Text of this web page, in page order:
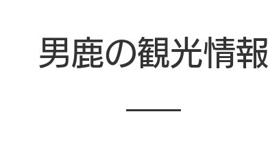
男鹿の観光情報